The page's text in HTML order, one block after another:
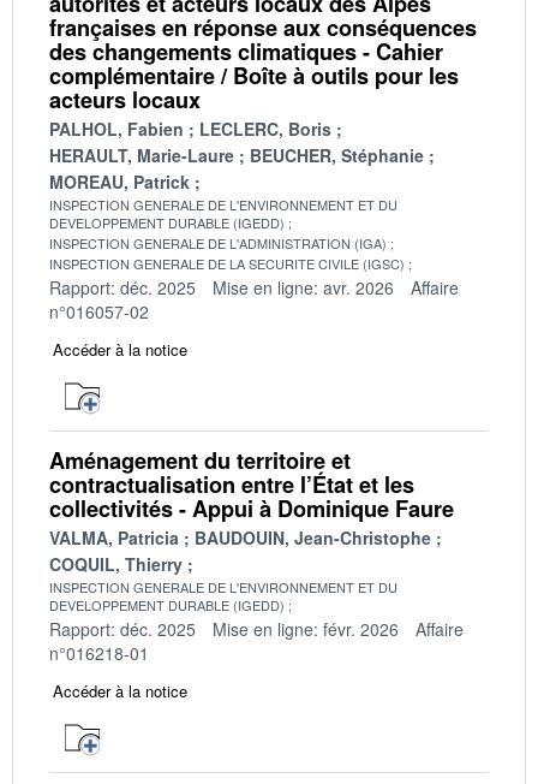
françaises en réponse aux conséquences
des changements climatiques - Cahier
complémentaire / Boîte à outils pour les
acteurs locaux
PALHOL, Fabien
LECLERC, Boris
HERAULT, Marie-Laure
BEUCHER, Stéphanie
MOREAU, Patrick
INSPECTION GENERALE DE L'ENVIRONNEMENT ET DU
DEVELOPPEMENT DURABLE (IGEDD)
INSPECTION GENERALE DE L'ADMINISTRATION (IGA)
INSPECTION GENERALE DE LA SECURITE CIVILE (IGSC)
Rapport: déc. 2025 Mise en ligne: avr. 2026
Affaire
n°016057-02
Accéder à la notice
Aménagement du territoire et
contractualisation entre l’État et les
collectivités - Appui à Dominique Faure
VALMA, Patricia
BAUDOUIN, Jean-Christophe
COQUIL, Thierry
INSPECTION GENERALE DE L'ENVIRONNEMENT ET DU
DEVELOPPEMENT DURABLE (IGEDD)
Rapport: déc. 2025 Mise en ligne: févr. 2026
Affaire
n°016218-01
Accéder à la notice